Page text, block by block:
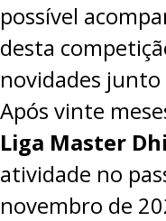
possível
desta
novidades
Após vinte
Liga Master
atividade no
novembro de